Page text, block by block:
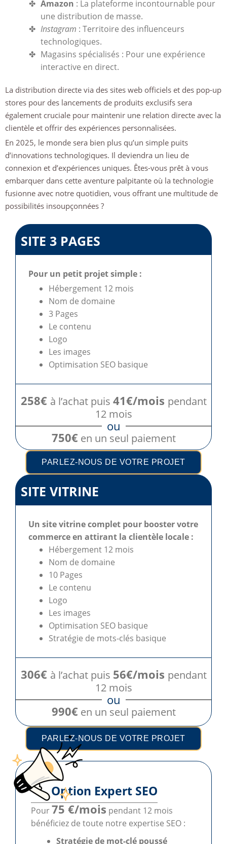
Amazon : La plateforme incontournable pour
une distribution de masse.
Instagram : Territoire des influenceurs
technologiques.
Magasins spécialisés : Pour une expérience
interactive en direct.
La distribution directe via des sites web officiels et des pop-up
stores pour des lancements de produits exclusifs sera
également cruciale pour maintenir une relation directe avec la
clientèle et offrir des expériences personnalisées.
En 2025, le monde sera bien plus qu’un simple puits
d’innovations technologiques. Il deviendra un lieu de
connexion et d’expériences uniques. Êtes-vous prêt à vous
embarquer dans cette aventure palpitante où la technologie
fusionne avec notre quotidien, vous offrant une multitude de
possibilités insoupçonnées ?
SITE 3 PAGES
Pour un petit projet simple :
Hébergement 12 mois
Nom de domaine
3 Pages
Le contenu
Logo
Les images
Optimisation SEO basique
258€ à l’achat puis 41€/mois pendant
12 mois
ou
750€ en un seul paiement
PARLEZ-NOUS DE VOTRE PROJET
SITE VITRINE
Un site vitrine complet pour booster votre
commerce en attirant la clientèle locale :
Hébergement 12 mois
Nom de domaine
10 Pages
Le contenu
Logo
Les images
Optimisation SEO basique
Stratégie de mots-clés basique
306€ à l’achat puis 56€/mois pendant
12 mois
ou
990€ en un seul paiement
PARLEZ-NOUS DE VOTRE PROJET
Option Expert SEO
Pour75 €/mois pendant 12 mois
bénéficiez de toute notre expertise SEO :
Stratégie de mot-clé poussé